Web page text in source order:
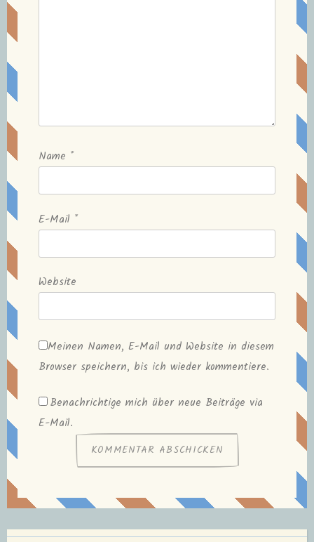
Name *
E-Mail *
Website
Meinen Namen, E-Mail und Website in diesem
Browser speichern, bis ich wieder kommentiere.
Benachrichtige mich über neue Beiträge via
E-Mail.